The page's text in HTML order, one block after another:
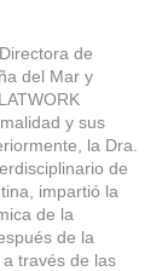
de
del Mar y
y sus
la Dra.
de
impartió la
de la
de la
través de las